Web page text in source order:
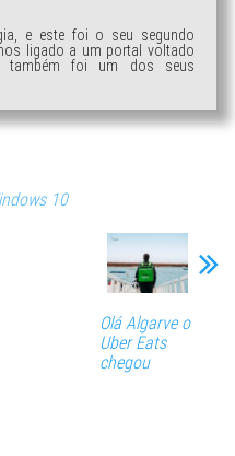
e este foi o seu segundo
ligado a um portal voltado
também foi um dos seus
10
Olá Algarve o
Uber Eats
chegou